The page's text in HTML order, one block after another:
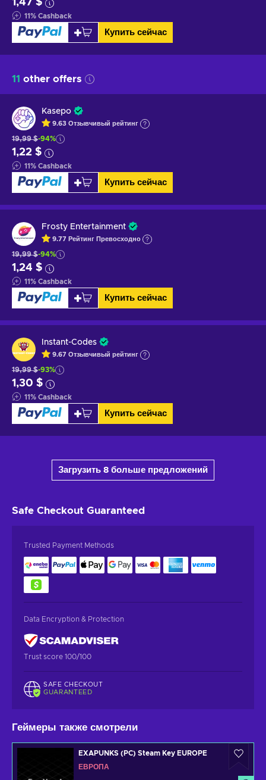
11% Cashback
Купить сейчас
11 other offers
Kasepo
9.63 Отзывчивый рейтинг
19,99 $-94%
1,22 $
11% Cashback
Купить сейчас
Frosty Entertainment
9.77 Рейтинг Превосходно
19,99 $-94%
1,24 $
11% Cashback
Купить сейчас
Instant-Codes
9.67 Отзывчивый рейтинг
19,99 $-93%
1,30 $
11% Cashback
Купить сейчас
Загрузить 8 больше предложений
Safe Checkout Guaranteed
Trusted Payment Methods
Data Encryption & Protection
Trust score 100/100
SAFE CHECKOUT
GUARANTEED
Геймеры также смотрели
EXAPUNKS (PC) Steam Key EUROPE
ЕВРОПА